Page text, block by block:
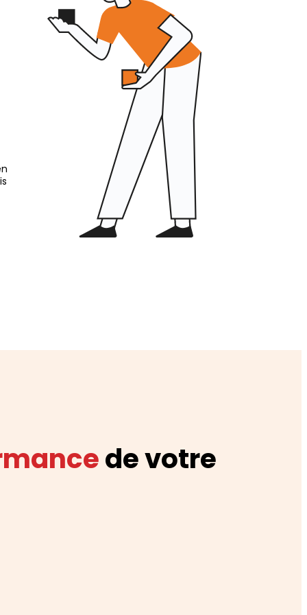
de votre